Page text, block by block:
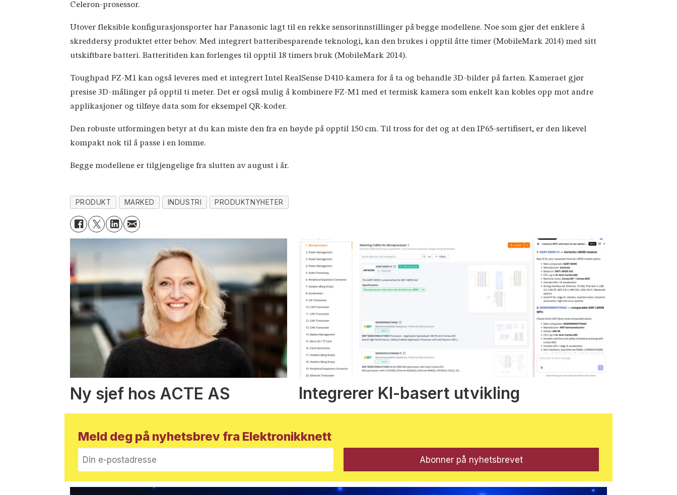
Celeron-prosessor.
Utover fleksible konfigurasjonsporter har Panasonic lagt til en rekke sensorinnstillinger på begge modellene. Noe som gjør det enklere å
skreddersy produktet etter behov. Med integrert batteribesparende teknologi, kan den brukes i opptil åtte timer (MobileMark 2014) med sitt
utskiftbare batteri. Batteritiden kan forlenges til opptil 18 timers bruk (MobileMark 2014).
Toughpad FZ-M1 kan også leveres med et integrert Intel RealSense D410-kamera for å ta og behandle 3D-bilder på farten. Kameraet gjør
presise 3D-målinger på opptil ti meter. Det er også mulig å kombinere FZ-M1 med et termisk kamera som enkelt kan kobles opp mot andre
applikasjoner og tilføye data som for eksempel QR-koder.
Den robuste utformingen betyr at du kan miste den fra en høyde på opptil 150 cm. Til tross for det og at den IP65-sertifisert, er den likevel
kompakt nok til å passe i en lomme.
Begge modellene er tilgjengelige fra slutten av august i år.
PRODUKT MARKED INDUSTRI PRODUKTNYHETER
Ny sjef hos ACTE AS Integrerer KI-basert utvikling
Meld deg på nyhetsbrev fra Elektronikknett